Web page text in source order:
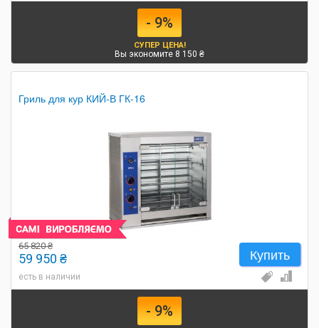
- 9%
СУПЕР ЦЕНА!
Вы экономите 8 150 ₴
Гриль для кур КИЙ-В ГК-16
Купить
65 820 ₴
59 950 ₴
есть в наличии
- 9%